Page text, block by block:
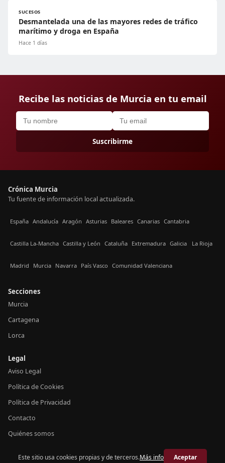
SUCESOS
Desmantelada una de las mayores redes de tráfico
marítimo y droga en España
Hace 1 días
Recibe las noticias de Murcia en tu email
Suscribirme
Crónica Murcia
Tu fuente de información local actualizada.
España Andalucía Aragón Asturias Baleares Canarias Cantabria
Castilla La-Mancha Castilla y León Cataluña Extremadura Galicia La Rioja
Madrid Murcia Navarra País Vasco Comunidad Valenciana
Secciones
Murcia
Cartagena
Lorca
Legal
Aviso Legal
Política de Cookies
Política de Privacidad
Contacto
Quiénes somos
© 2026 Crónica Murcia
Este sitio usa cookies propias y de terceros.Más info Aceptar